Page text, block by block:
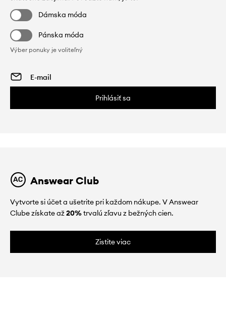
Dámska móda
Pánska móda
Výber ponuky je voliteľný
Prihlásiť sa
Answear Club
Vytvorte si účet a ušetrite pri každom nákupe. V Answear
Clube získate až20%trvalú zľavu z bežných cien.
Zistite viac